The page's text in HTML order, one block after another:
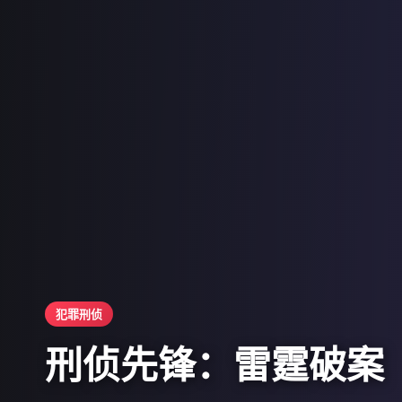
犯罪刑侦
刑侦先锋：雷霆破案
古装武侠
武侠江湖：倚天屠龙